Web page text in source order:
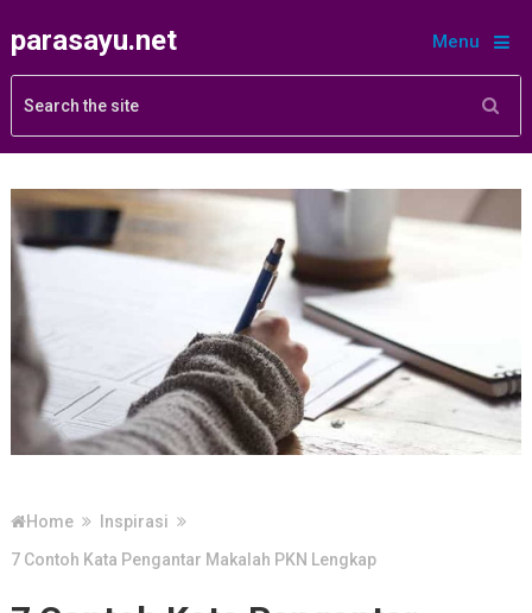
parasayu.net Menu
Home
Inspirasi
7 Contoh Kata Pengantar Makalah PKN Lengkap